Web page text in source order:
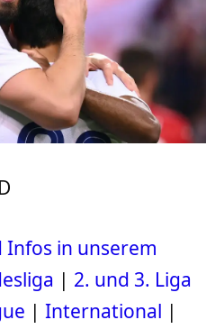
Infos in unserem
| 2. und 3. Liga
| International |